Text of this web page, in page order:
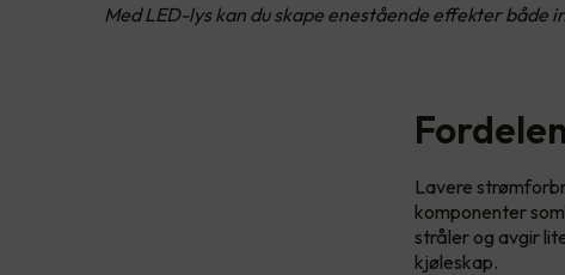
Med LED-lys kan du skape enestående effekter
Lavere
komponenter
stråler og avgir
kjøleskap.